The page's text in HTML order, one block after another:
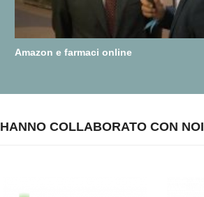
Amazon e farmaci online
HANNO COLLABORATO CON NOI